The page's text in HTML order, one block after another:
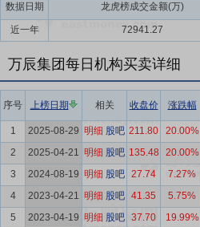
数据日期 龙虎榜成交金额(万)
近一年 72941.27
万辰集团每日机构买卖详细
序号 上榜日期 相关 收盘价 涨跌幅
1
2025-08-29 明细 股吧 211.80 20.00%
2
2025-04-21 明细 股吧 135.48 20.00%
3
2024-08-19 明细 股吧 27.74 7.27%
4
2023-04-21 明细 股吧 41.35 5.75%
5
2023-04-19 明细 股吧 37.70 19.99%